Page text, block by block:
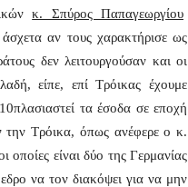
κ. Σπύρος Παπαγεωργίου
αν τους χαρακτήρισε ως
δεν λειτουργούσαν και οι
είπε, επί Τρόικας έχουμε
τα έσοδα σε εποχή
την Τρόικα, όπως ανέφερε ο κ.
οποίες είναι δύο της Γερμανίας
να τον διακόψει για να μην